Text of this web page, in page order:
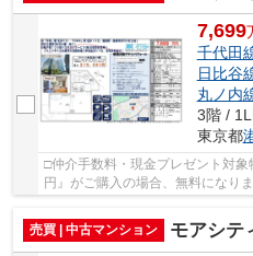
7,699
千代田
日比谷
丸ノ内
3階 /
東京都
□仲介手数料・現金プレゼント対
円』がご購入の場合、無料にな
売買 | 中古マンション
モアシティ浅草 仲